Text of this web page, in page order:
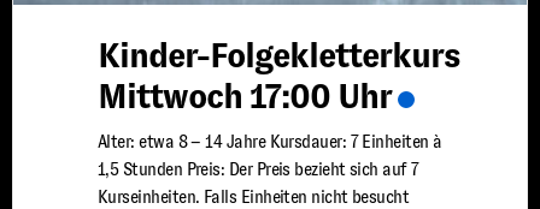
Kinder-Folgekletterkurs
Mittwoch 17:00 Uhr
Alter: etwa 8 – 14 Jahre Kursdauer: 7 Einheiten à
1,5 Stunden Preis: Der Preis bezieht sich auf 7
Kurseinheiten. Falls Einheiten nicht besucht